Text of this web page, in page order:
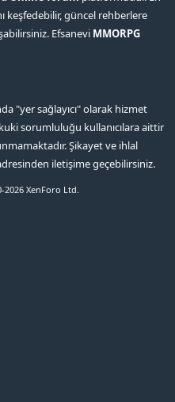
keşfedebilir, güncel rehberlere
Efsanevi MMORPG
"yer sağlayıcı" olarak hizmet
sorumluluğu kullanıcılara aittir
Şikayet ve ihlal
iletişime geçebilirsiniz.
2026 XenForo Ltd.